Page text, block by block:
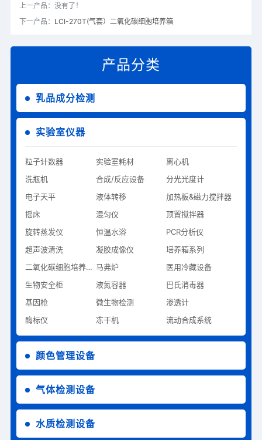
产品分类
乳品成分检测
实验室仪器
粒子计数器 实验室耗材
离心机
洗瓶机
合成/反应设备
分光光度计
电子天平
液体转移
加热板&磁力搅拌器
摇床
混匀仪
顶置搅拌器
旋转蒸发仪
恒温水浴
PCR分析仪
超声波清洗
凝胶成像仪
培养箱系列
二氧化碳细胞培养系列 马弗炉
医用冷藏设备
生物安全柜
液氮容器
巴氏消毒器
基因枪
微生物检测
渗透计
酶标仪
冻干机 流动合成系统
颜色管理设备
气体检测设备
水质检测设备
上一产品：没有了！
下一产品： LCI-270T(气套）二氧化碳细胞培养箱